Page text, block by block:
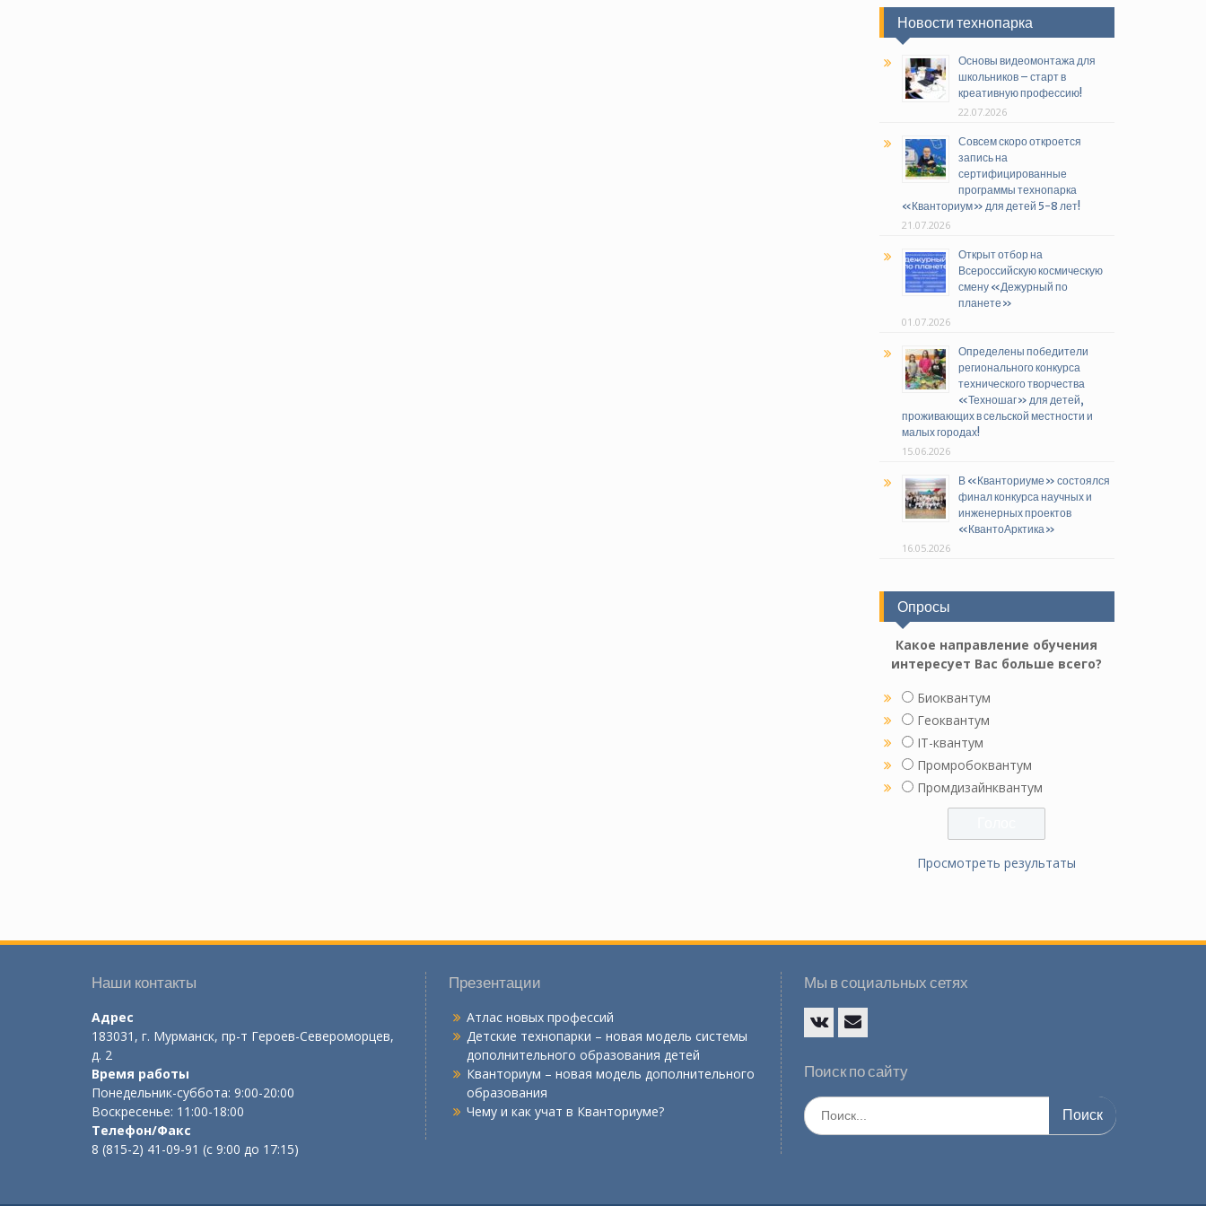
Новости технопарка
Основы видеомонтажа для
школьников – старт в
креативную профессию!
22.07.2026
Совсем скоро откроется
запись на
сертифицированные
программы технопарка
«Кванториум» для детей 5-8 лет!
21.07.2026
Открыт отбор на
Всероссийскую космическую
смену «Дежурный по
планете»
01.07.2026
Определены победители
регионального конкурса
технического творчества
«Техношаг» для детей,
проживающих в сельской местности и
малых городах!
15.06.2026
В «Кванториуме» состоялся
финал конкурса научных и
инженерных проектов
«КвантоАрктика»
16.05.2026
Опросы
Какое направление обучения
интересует Вас больше всего?
Биоквантум
Геоквантум
IT-квантум
Промробоквантум
Промдизайнквантум
Просмотреть результаты
Наши контакты
Адрес
183031, г. Мурманск, пр-т Героев-Североморцев,
д. 2
Время работы
Понедельник-суббота: 9:00-20:00
Воскресенье: 11:00-18:00
Телефон/Факс
8 (815-2) 41-09-91 (с 9:00 до 17:15)
Презентации
Атлас новых профессий
Детские технопарки – новая модель системы
дополнительного образования детей
Кванториум – новая модель дополнительного
образования
Чему и как учат в Кванториуме?
Мы в социальных сетях
mail
Поиск по сайту
Искать: